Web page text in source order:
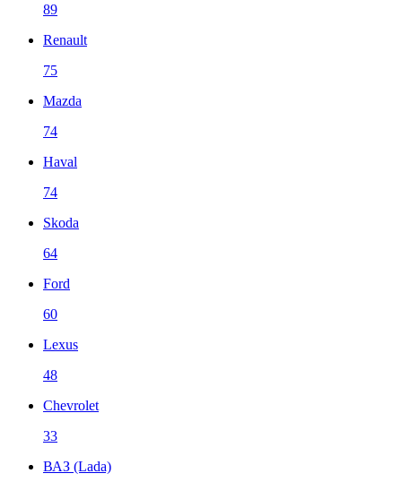
89
Renault
75
Mazda
74
Haval
74
Skoda
64
Ford
60
Lexus
48
Chevrolet
33
ВАЗ (Lada)